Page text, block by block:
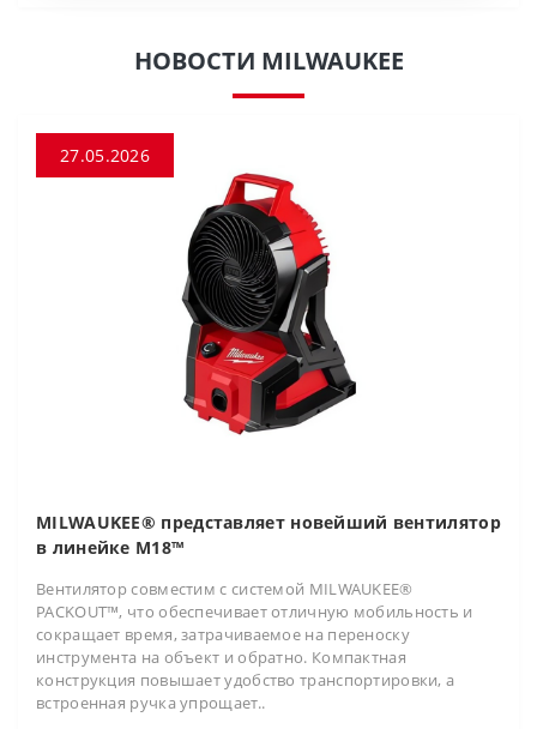
НОВОСТИ MILWAUKEE
27.05.2026
MILWAUKEE® представляет новейший вентилятор
в линейке M18™
Вентилятор совместим с системой MILWAUKEE®
PACKOUT™, что обеспечивает отличную мобильность и
сокращает время, затрачиваемое на переноску
инструмента на объект и обратно. Компактная
конструкция повышает удобство транспортировки, а
встроенная ручка упрощает..